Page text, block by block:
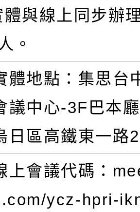
體與線上同步辦
。
體地點：集思台
議中心-3F巴本
日區高鐵東一路
上會議代碼：
ycz-hpri-